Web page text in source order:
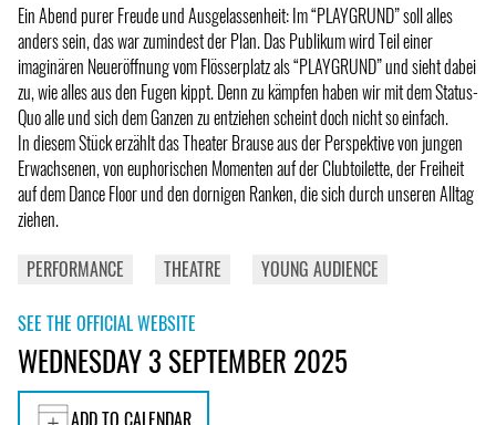
Ein Abend purer Freude und Ausgelassenheit: Im “PLAYGRUND” soll alles
anders sein, das war zumindest der Plan. Das Publikum wird Teil einer
imaginären Neueröffnung vom Flösserplatz als “PLAYGRUND” und sieht dabei
zu, wie alles aus den Fugen kippt. Denn zu kämpfen haben wir mit dem Status-
Quo alle und sich dem Ganzen zu entziehen scheint doch nicht so einfach.
In diesem Stück erzählt das Theater Brause aus der Perspektive von jungen
Erwachsenen, von euphorischen Momenten auf der Clubtoilette, der Freiheit
auf dem Dance Floor und den dornigen Ranken, die sich durch unseren Alltag
ziehen.
PERFORMANCE
THEATRE YOUNG AUDIENCE
SEE THE OFFICIAL WEBSITE
WEDNESDAY 3 SEPTEMBER 2025
ADD TO CALENDAR